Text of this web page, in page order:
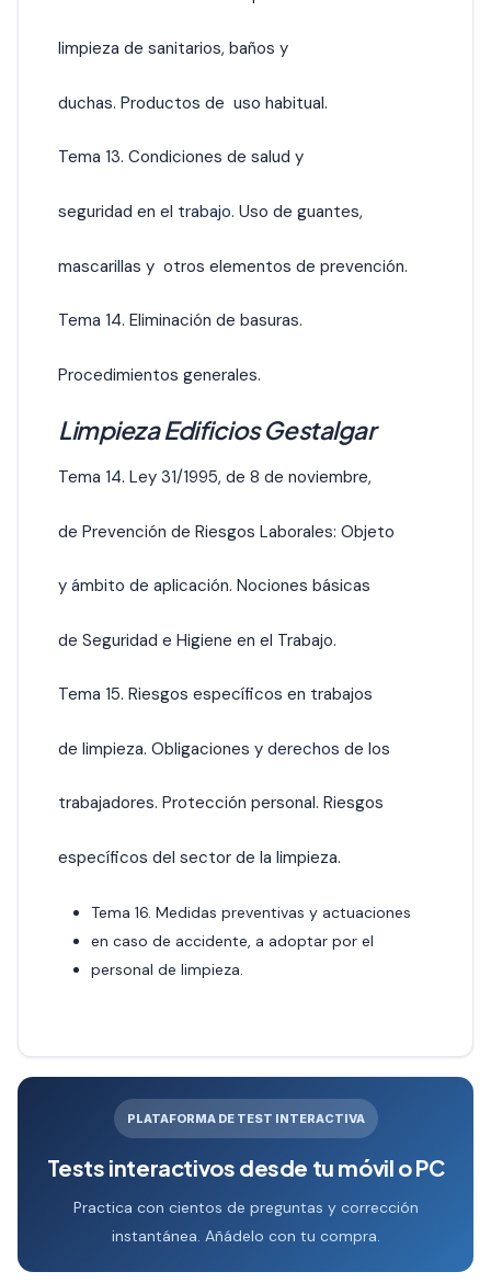
limpieza de sanitarios, baños y
duchas. Productos de uso habitual.
Tema 13. Condiciones de salud y
seguridad en el trabajo. Uso de guantes,
mascarillas y otros elementos de prevención.
Tema 14. Eliminación de basuras.
Procedimientos generales.
Limpieza Edificios Gestalgar
Tema 14. Ley 31/1995, de 8 de noviembre,
de Prevención de Riesgos Laborales: Objeto
y ámbito de aplicación. Nociones básicas
de Seguridad e Higiene en el Trabajo.
Tema 15. Riesgos específicos en trabajos
de limpieza. Obligaciones y derechos de los
trabajadores. Protección personal. Riesgos
específicos del sector de la limpieza.
Tema 16. Medidas preventivas y actuaciones
en caso de accidente, a adoptar por el
personal de limpieza.
PLATAFORMA DE TEST INTERACTIVA
Tests interactivos desde tu móvil o PC
Practica con cientos de preguntas y corrección
instantánea. Añádelo con tu compra.